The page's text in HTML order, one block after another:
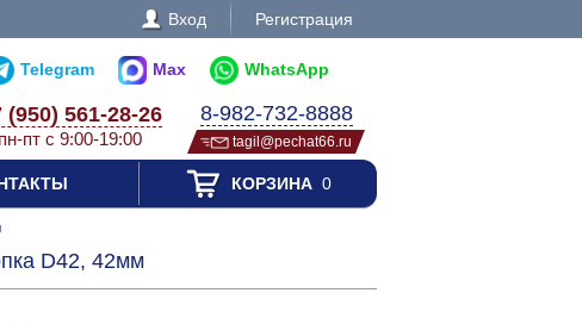
Вход Регистрация
Telegram Max WhatsApp
(950) 561-28-26
пн-пт с 9:00-19:00
8-982-732-8888
tagil@pechat66.ru
КОРЗИНА0
D42, 42мм